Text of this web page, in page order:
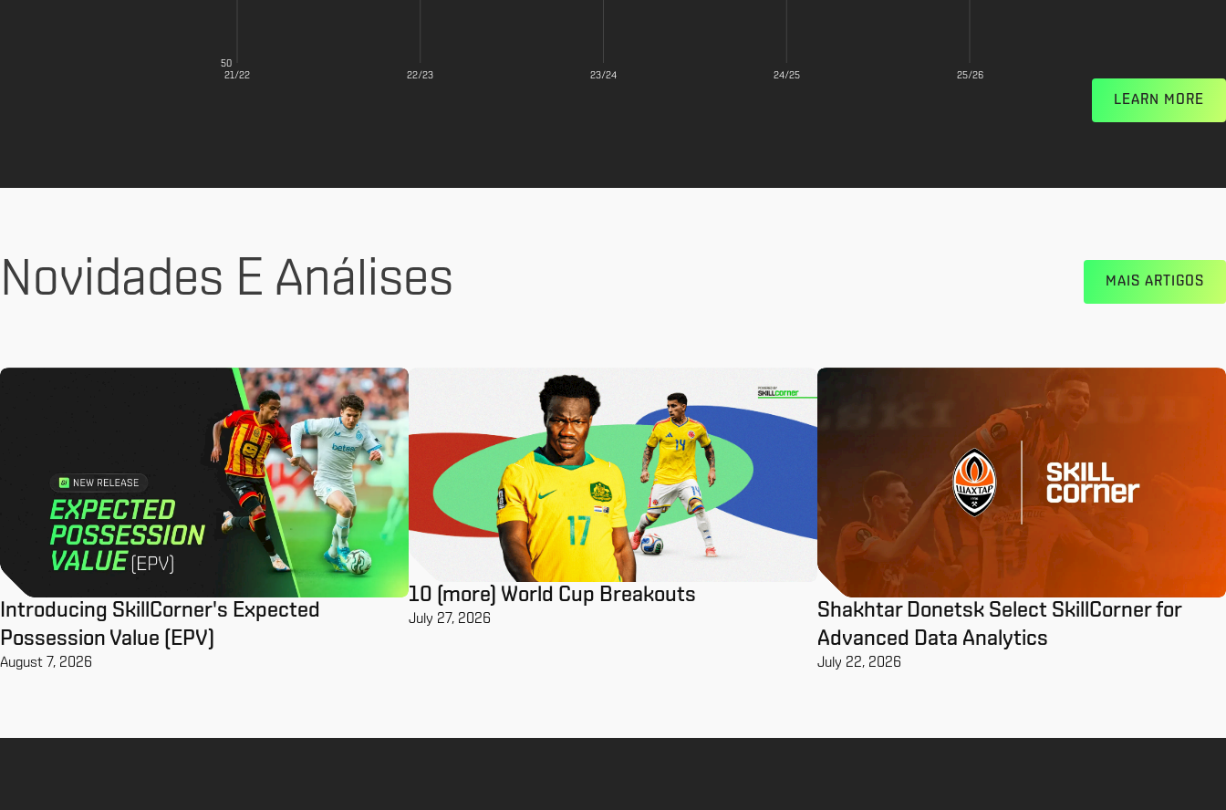
50
21/22 22/23 23/24 24/25 25/26
LEARN MORE
Novidades E Análises MAIS ARTIGOS
Introducing SkillCorner's Expected
Possession Value (EPV)
August 7, 2026
10 (more) World Cup Breakouts
July 27, 2026
Shakhtar Donetsk Select SkillCorner for
Advanced Data Analytics
July 22, 2026